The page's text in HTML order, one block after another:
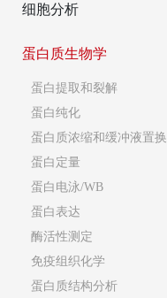
细胞分析
蛋白质生物学
蛋白提取和裂解
蛋白纯化
蛋白质浓缩和缓冲液置换
蛋白定量
蛋白电泳/WB
蛋白表达
酶活性测定
免疫组织化学
蛋白质结构分析